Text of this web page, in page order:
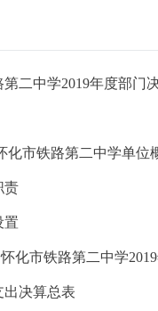
二中学2019年度部门
化市铁路第二中学单位
责
置
化市铁路第二中学
出决算总表